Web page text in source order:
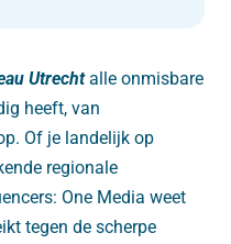
Utrechtalle onmisbare
heeft, van
Of je landelijk op
regionale
One Media weet
tegen de scherpe